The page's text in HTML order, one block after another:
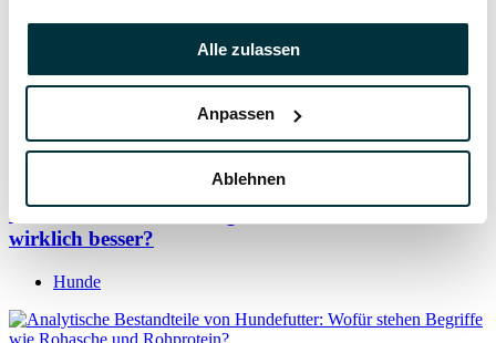
Alle zulassen
Anpassen
Ablehnen
Taurin für Hunde: Was ist das und warum ist es
Getreide für Hunde: Ist getreidefreies Hundefutter
wirklich besser?
Hunde